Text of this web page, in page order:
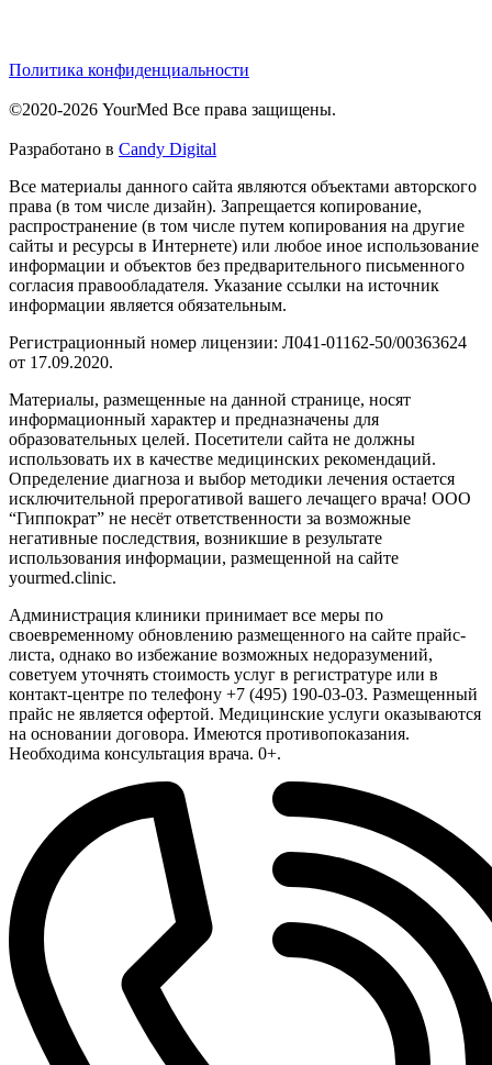
Политика конфиденциальности
©2020-2026 YourMed Все права защищены.
Разработано в Candy Digital
Все материалы данного сайта являются объектами авторского
права (в том числе дизайн). Запрещается копирование,
распространение (в том числе путем копирования на другие
сайты и ресурсы в Интернете) или любое иное использование
информации и объектов без предварительного письменного
согласия правообладателя. Указание ссылки на источник
информации является обязательным.
Регистрационный номер лицензии: Л041-01162-50/00363624
от 17.09.2020.
Материалы, размещенные на данной странице, носят
информационный характер и предназначены для
образовательных целей. Посетители сайта не должны
использовать их в качестве медицинских рекомендаций.
Определение диагноза и выбор методики лечения остается
исключительной прерогативой вашего лечащего врача! ООО
“Гиппократ” не несёт ответственности за возможные
негативные последствия, возникшие в результате
использования информации, размещенной на сайте
yourmed.clinic.
Администрация клиники принимает все меры по
своевременному обновлению размещенного на сайте прайс-
листа, однако во избежание возможных недоразумений,
советуем уточнять стоимость услуг в регистратуре или в
контакт-центре по телефону +7 (495) 190-03-03. Размещенный
прайс не является офертой. Медицинские услуги оказываются
на основании договора. Имеются противопоказания.
Необходима консультация врача. 0+.